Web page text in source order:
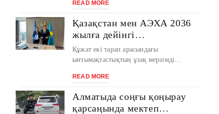
READ MORE
Қазақстан мен АЭХА 2036
жылға дейінгі
ынтымақтастықтың Жол
картасына қол қойды
Құжат екі тарап арасындағы
ынтымақтастықтың ұзақ мерзімді
Республикасы Атом ...
READ MORE
Алматыда соңғы қоңырау
қарсаңында мектеп